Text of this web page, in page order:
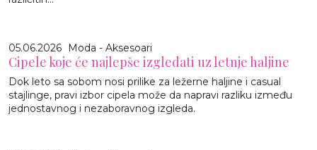
05.06.2026 Moda - Aksesoari
Cipele koje će najlepše izgledati uz letnje haljine
Dok leto sa sobom nosi prilike za ležerne haljine i casual
stajlinge, pravi izbor cipela može da napravi razliku između
jednostavnog i nezaboravnog izgleda.